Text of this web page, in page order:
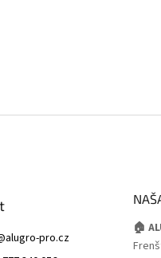
alugro-pro.cz
🏠